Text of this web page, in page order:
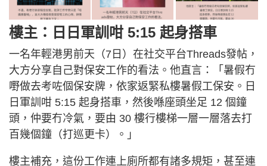
樓主：日日軍訓咁 5:15 起身搭車
一名年輕港男前天（7日）在社交平台Threads發帖，
大方分享自己對保安工作的看法。他直言：「暑假冇
嘢做去考咗個保安牌，依家返緊私樓暑假工保安。日
日軍訓咁 5:15 起身搭車，然後喺座頭坐足 12 個鐘
頭，仲要冇冷氣，要由 30 樓行樓梯一層一層落去打
百幾個鐘（打巡更卡）。」
樓主補充，這份工作連上廁所都有諸多規矩，甚至連